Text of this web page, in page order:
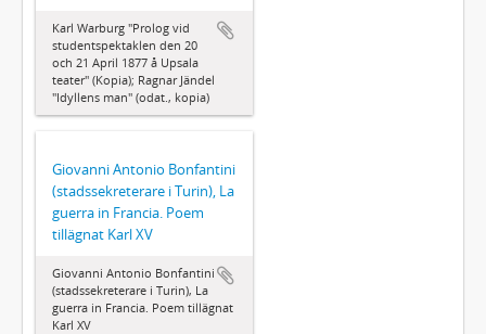
Karl Warburg "Prolog vid
studentspektaklen den 20
och 21 April 1877 å Upsala
teater" (Kopia); Ragnar Jändel
"Idyllens man" (odat., kopia)
Giovanni Antonio Bonfantini
(stadssekreterare i Turin), La
guerra in Francia. Poem
tillägnat Karl XV
Giovanni Antonio Bonfantini
(stadssekreterare i Turin), La
guerra in Francia. Poem tillägnat
Karl XV